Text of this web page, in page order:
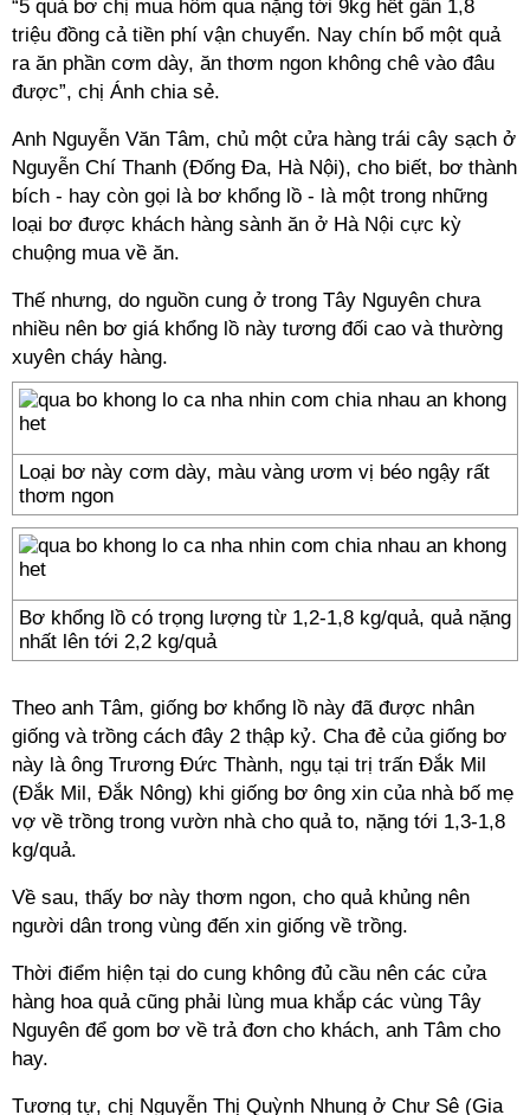
“5 quả bơ chị mua hôm qua nặng tới 9kg hết gần 1,8
triệu đồng cả tiền phí vận chuyển. Nay chín bổ một quả
ra ăn phần cơm dày, ăn thơm ngon không chê vào đâu
được”, chị Ánh chia sẻ.
Anh Nguyễn Văn Tâm, chủ một cửa hàng trái cây sạch ở
Nguyễn Chí Thanh (Đống Đa, Hà Nội), cho biết, bơ thành
bích - hay còn gọi là bơ khổng lồ - là một trong những
loại bơ được khách hàng sành ăn ở Hà Nội cực kỳ
chuộng mua về ăn.
Thế nhưng, do nguồn cung ở trong Tây Nguyên chưa
nhiều nên bơ giá khổng lồ này tương đối cao và thường
xuyên cháy hàng.
Loại bơ này cơm dày, màu vàng ươm vị béo ngậy rất
thơm ngon
Bơ khổng lồ có trọng lượng từ 1,2-1,8 kg/quả, quả nặng
nhất lên tới 2,2 kg/quả
Theo anh Tâm, giống bơ khổng lồ này đã được nhân
giống và trồng cách đây 2 thập kỷ. Cha đẻ của giống bơ
này là ông Trương Đức Thành, ngụ tại trị trấn Đắk Mil
(Đắk Mil, Đắk Nông) khi giống bơ ông xin của nhà bố mẹ
vợ về trồng trong vườn nhà cho quả to, nặng tới 1,3-1,8
kg/quả.
Về sau, thấy bơ này thơm ngon, cho quả khủng nên
người dân trong vùng đến xin giống về trồng.
Thời điểm hiện tại do cung không đủ cầu nên các cửa
hàng hoa quả cũng phải lùng mua khắp các vùng Tây
Nguyên để gom bơ về trả đơn cho khách, anh Tâm cho
hay.
Tương tự, chị Nguyễn Thị Quỳnh Nhung ở Chư Sê (Gia